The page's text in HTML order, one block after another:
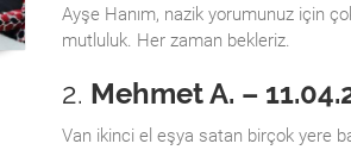
Ayşe Hanım, nazik yorumunuz için
mutluluk. Her zaman bekleriz.
2. Mehmet A. –
Van ikinci el eşya satan birçok yere